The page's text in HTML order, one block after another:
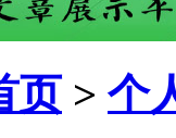
页 > 个